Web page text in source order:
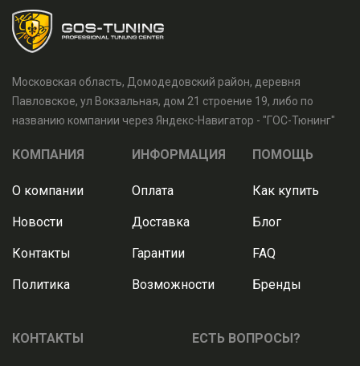
Московская область, Домодедовский район, деревня
Павловское, ул Вокзальная, дом 21 строение 19, либо по
названию компании через Яндекс-Навигатор - "ГОС-Тюнинг"
КОМПАНИЯ
О компании
Новости
Контакты
Политика
ИНФОРМАЦИЯ
Оплата
Доставка
Гарантии
Возможности
ПОМОЩЬ
Как купить
Блог
FAQ
Бренды
КОНТАКТЫ ЕСТЬ ВОПРОСЫ?